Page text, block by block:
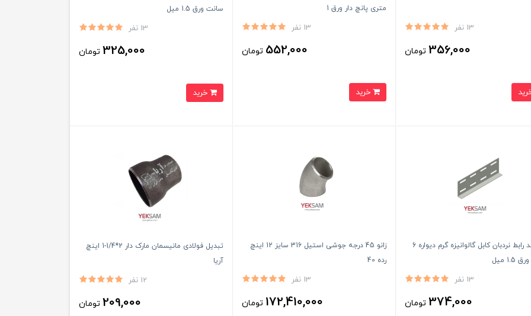
13 نفر
356,000 تومان
متری پانچ دار ورق 1
13 نفر
552,000 تومان
خرید
سانت ورق 1.5 میل
13 نفر
325,000 تومان
خرید
بغل بند رابط نردبان کابل گالوانیزه گرم دیواره 6
میل
13 نفر
374,000 تومان
زانو 45 درجه جوشی استیل 316 سایز 12 اینچ
رده 40
13 نفر
172,410,000 تومان
تبدیل فولادی مانیسمان مارک دار 2*1/4-1 اینچ
آریا
12 نفر
209,000 تومان